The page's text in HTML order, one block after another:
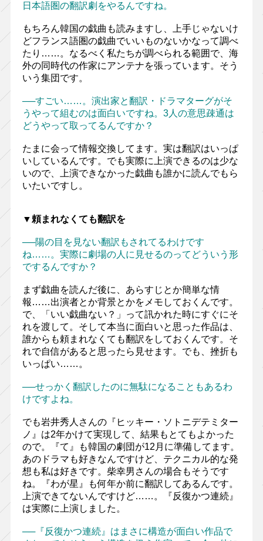
日本語圏の翻訳劇をやるんですね。
もちろん韓国の戯曲も読みますし、上手じゃないけ
どフランス語圏の戯曲でいいものないかなって調べ
たり……。なるべく私たちが調べられる範囲で、海
外の同時代の作家にアンテナを張っています。そう
いう集団です。
──すごい……。演出家と翻訳・ドラマターグがそ
うやって組むのは面白いですね。3人の意思疎通は
どうやって取ってるんですか？
たまに会って情報交換してます。実は翻訳はいっぱ
いしているんです。でも実際に上演できるのは少な
いので、上演できなかった戯曲も誰かに読んでもら
いたいですし。
▼頼まれなくても翻訳を
──陽の目を見ない翻訳もされてるわけです
ね……。実際に劇場の人に見せるのってどういう形
でするんですか？
まず戯曲を読んだ後に、あらすじとか簡単な情
報……出演者とか背景とかをメモしておくんです。
で、「いい戯曲ない？」って訊かれた時にすぐにそ
れを渡して。そして本当に面白いと思った作品は、
誰からも頼まれなくても翻訳をしておくんです。そ
れで自信があると思ったら見せます。でも、挫折も
いっぱい……。
──せっかく翻訳したのに無駄になることもあるわ
けですよね。
でも岩井秀人さんの『ヒッキー・ソトニデテミター
ノ』は2年かけて実現して、結果もとてもよかった
ので。『て』も韓国の劇団が12月に準備してます。
あのドラマも好きなんですけど、テクニカル的な発
想も私は好きです。柴幸男さんの場合もそうです
ね。『わが星』も何年か前に翻訳してあるんです。
上演できてないんですけど……。『反復かつ連続』
は実際に上演しました。
──『反復かつ連続』はまさに構造が面白い作品で